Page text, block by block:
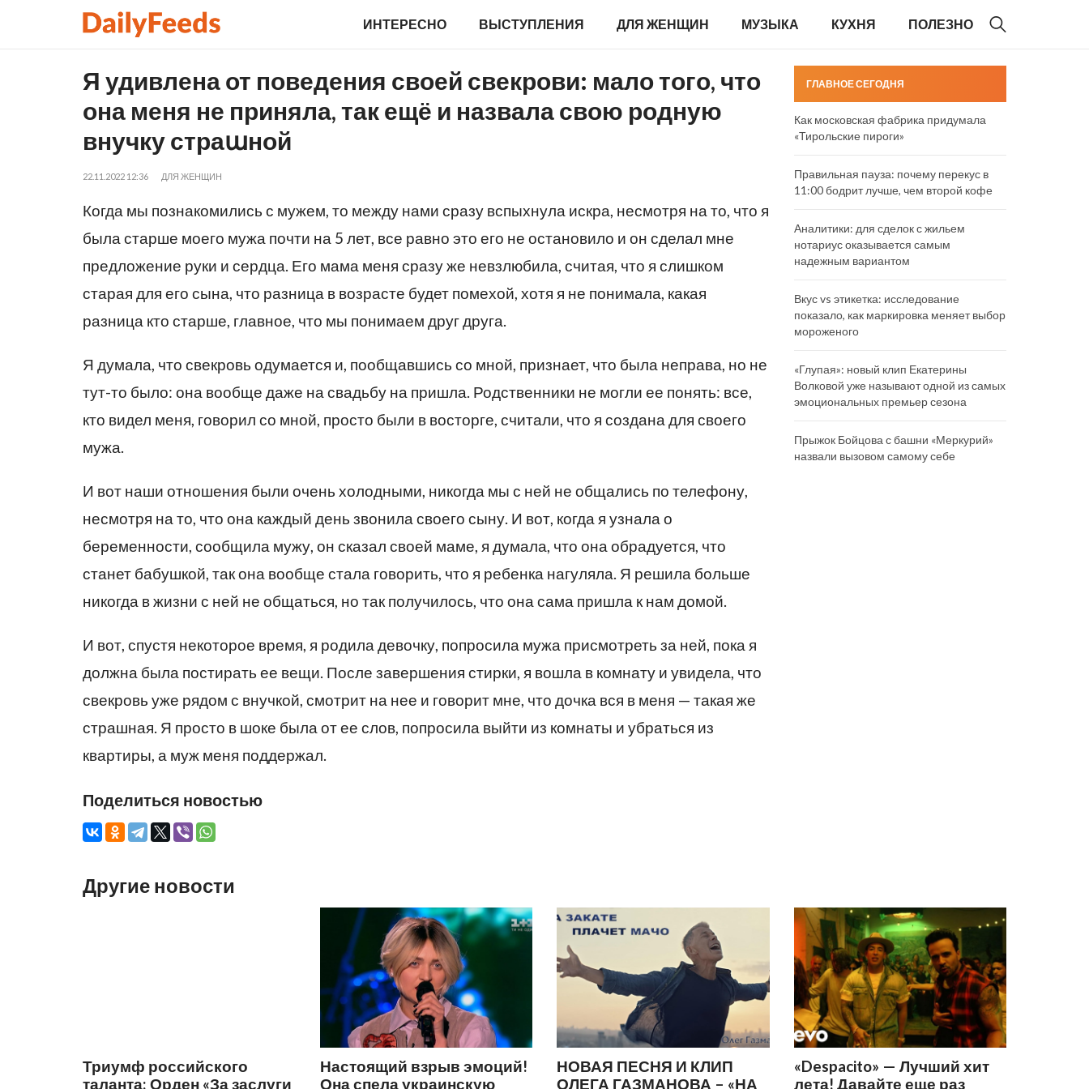
ИНТЕРЕСНО ВЫСТУПЛЕНИЯ ДЛЯ ЖЕНЩИН МУЗЫКА КУХНЯ ПОЛЕЗНО
Я удивлена от поведения своей свекрови: мало того, что
она меня не приняла, так ещё и назвала свою родную
внучку страաной
22.11.2022 12:36 ДЛЯ ЖЕНЩИН
Когда мы познакомились с мужем, то между нами сразу вспыхнула искра, несмотря на то, что я
была старше моего мужа почти на 5 лет, все равно это его не остановило и он сделал мне
предложение руки и сердца. Его мама меня сразу же невзлюбила, считая, что я слишком
старая для его сына, что разница в возрасте будет помехой, хотя я не понимала, какая
разница кто старше, главное, что мы понимаем друг друга.
Я думала, что свекровь одумается и, пообщавшись со мной, признает, что была неправа, но не
тут-то было: она вообще даже на свадьбу на пришла. Родственники не могли ее понять: все,
кто видел меня, говорил со мной, просто были в восторге, считали, что я создана для своего
мужа.
И вот наши отношения были очень холодными, никогда мы с ней не общались по телефону,
несмотря на то, что она каждый день звонила своего сыну. И вот, когда я узнала о
беременности, сообщила мужу, он сказал своей маме, я думала, что она обрадуется, что
станет бабушкой, так она вообще стала говорить, что я ребенка нагуляла. Я решила больше
никогда в жизни с ней не общаться, но так получилось, что она сама пришла к нам домой.
И вот, спустя некоторое время, я родила девочку, попросила мужа присмотреть за ней, пока я
должна была постирать ее вещи. После завершения стирки, я вошла в комнату и увидела, что
свекровь уже рядом с внучкой, смотрит на нее и говорит мне, что дочка вся в меня — такая же
страшная. Я просто в шоке была от ее слов, попросила выйти из комнаты и убраться из
квартиры, а муж меня поддержал.
Поделиться новостью
ГЛАВНОЕ СЕГОДНЯ
Как московская фабрика придумала
«Тирольские пироги»
Правильная пауза: почему перекус в
11:00 бодрит лучше, чем второй кофе
Аналитики: для сделок с жильем
нотариус оказывается самым
надежным вариантом
Вкус vs этикетка: исследование
показало, как маркировка меняет выбор
мороженого
«Глупая»: новый клип Екатерины
Волковой уже называют одной из самых
эмоциональных премьер сезона
Прыжок Бойцова с башни «Меркурий»
назвали вызовом самому себе
Другие новости
Триумф российского
таланта: Орден «За заслуги
Настоящий взрыв эмоций!
Она спела украинскую
НОВАЯ ПЕСНЯ И КЛИП
ОЛЕГА ГАЗМАНОВА – «НА
«Despacito» — Лучший хит
лета! Давайте еще раз